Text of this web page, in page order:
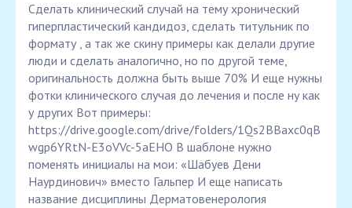
Сделать клинический случай на тему хронический
гиперпластический кандидоз, сделать титульник по
формату , а так же скину примеры как делали другие
люди и сделать аналогично, но по другой теме,
оригинальность должна быть выше 70% И еще нужны
фотки клинического случая до лечения и после ну как
у других Вот примеры:
https://drive.google.com/drive/folders/1Qs2BBaxc0qB
wgp6YRtN-E3oVVc-5aEHO В шаблоне нужно
поменять инициалы на мои: «Шабуев Дени
Наурдинович» вместо Гальпер И еще написать
название дисциплины Дерматовенерология